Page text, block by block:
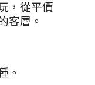
，從平價
客層。
。